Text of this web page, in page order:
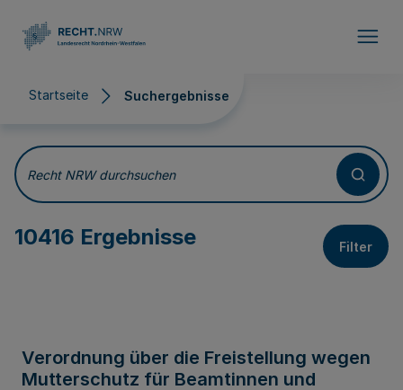
Startseite Suchergebnisse
Suchergebnisse
Recht NRW durchsuchen
10416 Ergebnisse Filter
Verordnung über die Freistellung wegen
Mutterschutz für Beamtinnen und